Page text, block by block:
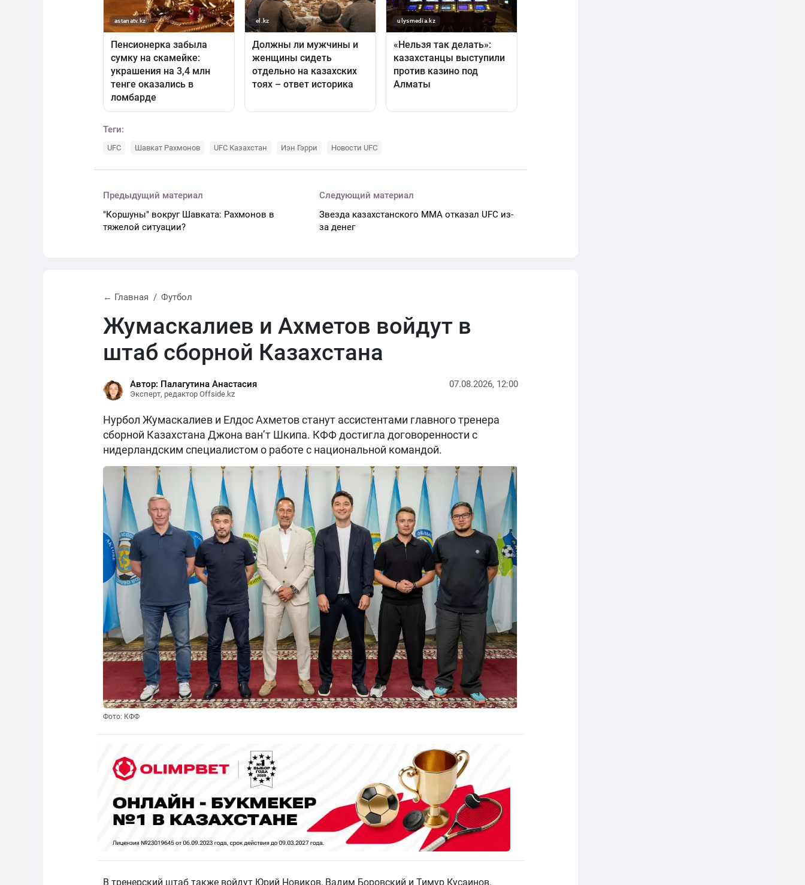
Теги:
UFC Шавкат Рахмонов UFC Казахстан Иэн Гэрри Новости UFC
Предыдущий материал
"Коршуны" вокруг Шавката: Рахмонов в
тяжелой ситуации?
Следующий материал
Звезда казахстанского ММА отказал UFC из-
за денег
← Главная Футбол
Жумаскалиев и Ахметов войдут в
штаб сборной Казахстана
Автор: Палагутина Анастасия
Эксперт, редактор Offside.kz
07.08.2026, 12:00
Нурбол Жумаскалиев и Елдос Ахметов станут ассистентами главного тренера
сборной Казахстана Джона ван’т Шкипа. КФФ достигла договоренности с
нидерландским специалистом о работе с национальной командой.
Фото: КФФ
В тренерский штаб также войдут Юрий Новиков, Вадим Боровский и Тимур Кусаинов.